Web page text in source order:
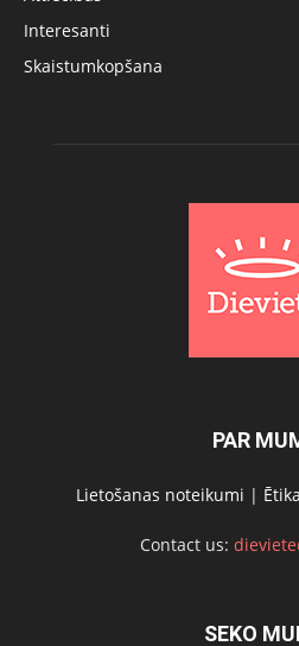
Interesanti
Skaistumkopšana
PAR
Lietošanas noteikumi |
Contact us:
SEKO